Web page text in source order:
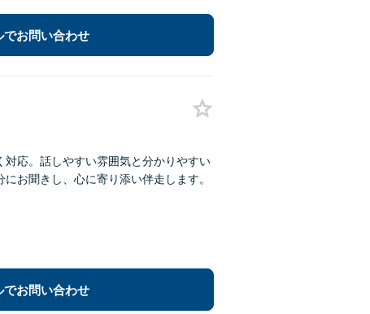
でお問い合わせ
対応。話しやすい雰囲気と分かりやすい
お聞きし、心に寄り添い伴走します。
でお問い合わせ